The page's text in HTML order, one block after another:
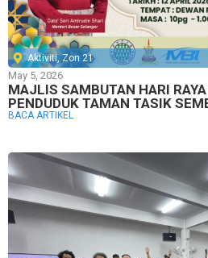
Aktiviti,Zon 21
May 5, 2026
MAJLIS SAMBUTAN HARI
PENDUDUK TAMAN TASIK
BACA ARTIKEL